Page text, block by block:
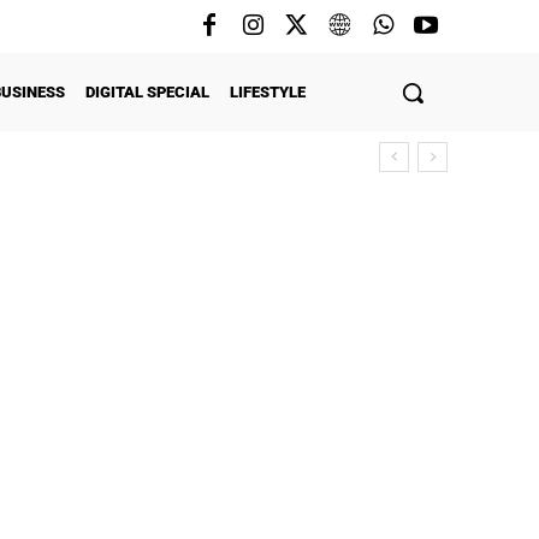
DIGITAL SPECIAL LIFESTYLE